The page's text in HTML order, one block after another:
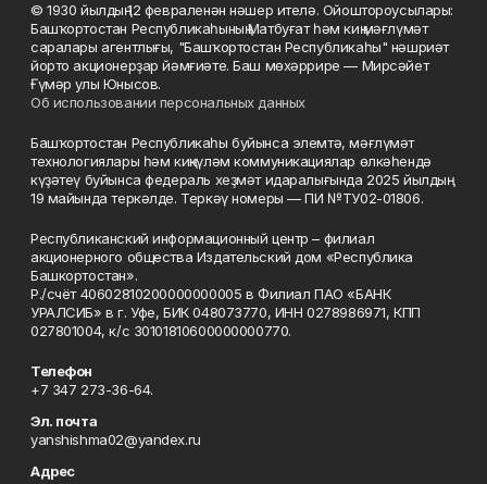
© 1930 йылдың 12 февраленән нәшер ителә. Ойоштороусылары:
Башҡортостан Республикаһының Матбуғат һәм киң мәғлүмәт
саралары агентлығы, "Башҡортостан Республикаһы" нәшриәт
йорто акционерҙар йәмғиәте. Баш мөхәррире — Мирсәйет
Ғүмәр улы Юнысов.
Об использовании персональных данных
Башҡортостан Республикаһы буйынса элемтә, мәғлүмәт
технологиялары һәм киңкүләм коммуникациялар өлкәһендә
күҙәтеү буйынса федераль хеҙмәт идаралығында 2025 йылдың
19 майында теркәлде. Теркәү номеры — ПИ №ТУ02-01806.
Республиканский информационный центр – филиал
акционерного общества Издательский дом «Республика
Башкортостан».
Р./счёт 40602810200000000005 в Филиал ПАО «БАНК
УРАЛСИБ» в г. Уфе, БИК 048073770, ИНН 0278986971, КПП
027801004, к/с 30101810600000000770.
Телефон
+7 347 273-36-64.
Эл. почта
yanshishma02@yandex.ru
Адрес